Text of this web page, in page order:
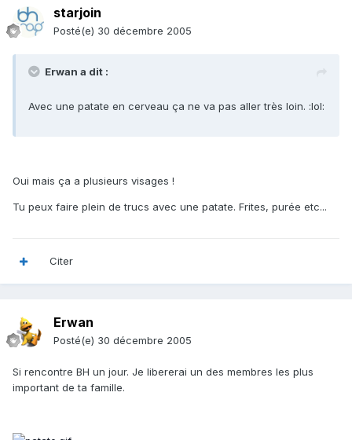
starjoin
Posté(e) 30 décembre 2005
Erwan a dit :
Avec une patate en cerveau ça ne va pas aller très loin. :lol:
Oui mais ça a plusieurs visages !
Tu peux faire plein de trucs avec une patate. Frites, purée etc...
Citer
Erwan
Posté(e) 30 décembre 2005
Si rencontre BH un jour. Je libererai un des membres les plus
important de ta famille.